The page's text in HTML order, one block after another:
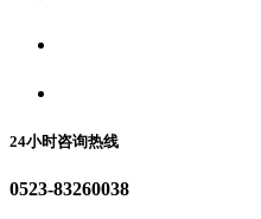
24小时咨询热线
0523-83260038